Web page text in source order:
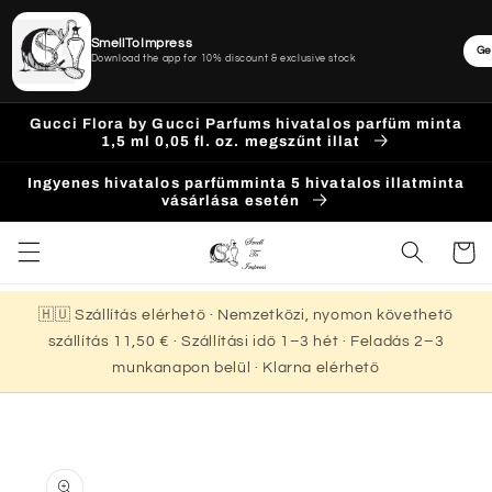
Ugrás a
tartalomhoz
Gucci Flora by Gucci Parfums hivatalos parfüm minta
1,5 ml 0,05 fl. oz. megszűnt illat
Ingyenes hivatalos parfümminta 5 hivatalos illatminta
vásárlása esetén
Kosár
🇭🇺 Szállítás elérhető · Nemzetközi, nyomon követhető
szállítás 11,50 € · Szállítási idő 1–3 hét · Feladás 2–3
munkanapon belül · Klarna elérhető
a
SmellToImpress
Download the app for 10% discount & exclusive stock